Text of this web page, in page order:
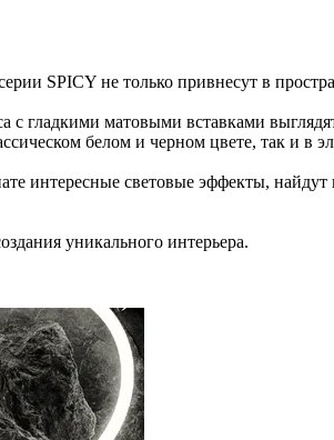
SPICY не только привнесут в
с гладкими матовыми вставками
белом и черном цвете, так и в
интересные световые эффекты,
уникального интерьера.